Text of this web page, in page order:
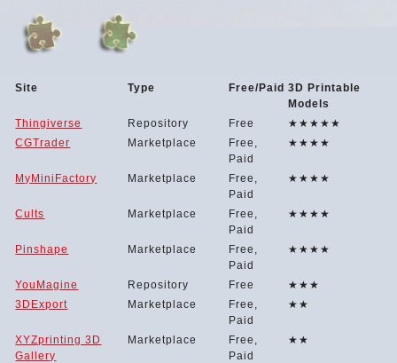
Site Type Free/Paid 3D Printable
Models
Thingiverse
Repository Free
★★★★★
CGTrader
Marketplace
Free,
Paid
★★★★
MyMiniFactory Marketplace
Free,
Paid
★★★★
Cults Marketplace
Free,
Paid
★★★★
Pinshape Marketplace
Free,
Paid
★★★★
YouMagine Repository Free
★★★
3DExport
Marketplace
Free,
Paid
★★
XYZprinting 3D
Gallery
Marketplace
Free,
Paid
★★